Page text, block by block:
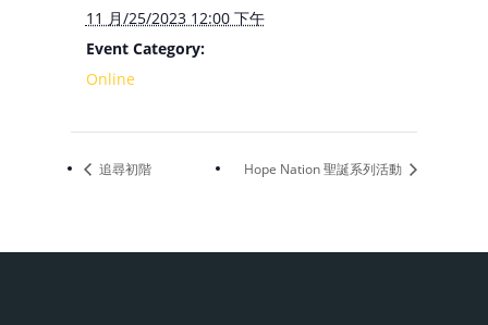
11 月/25/2023 12:00 下午
Event Category:
Online
追尋初階 Hope Nation 聖誕系列活動